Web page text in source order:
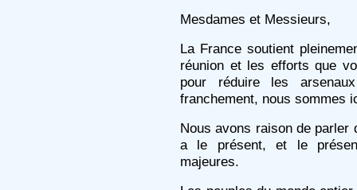
Mesdames et Messieurs,
La France soutient
réunion et les efforts que
pour réduire les
franchement, nous sommes
Nous avons raison de parler
a le présent, et le
majeures.